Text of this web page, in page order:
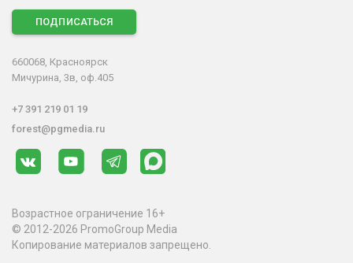
ПОДПИСАТЬСЯ
660068, Красноярск
Мичурина, 3в, оф.405
+7 391 219 01 19
forest@pgmedia.ru
Возрастное ограничение 16+
© 2012-2026 PromoGroup Media
Копирование материалов запрещено.